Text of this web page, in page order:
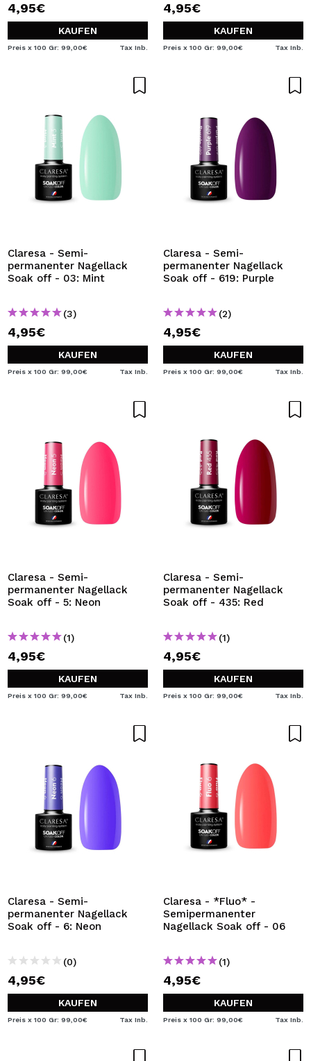
4,95€
KAUFEN
Preis x 100 Gr: 99,00€ Tax Inb.
4,95€
KAUFEN
Preis x 100 Gr: 99,00€ Tax Inb.
Claresa - Semi-
permanenter Nagellack
Soak off - 03: Mint
(3)
4,95€
KAUFEN
Preis x 100 Gr: 99,00€ Tax Inb.
Claresa - Semi-
permanenter Nagellack
Soak off - 619: Purple
(2)
4,95€
KAUFEN
Preis x 100 Gr: 99,00€ Tax Inb.
Claresa - Semi-
permanenter Nagellack
Soak off - 5: Neon
(1)
4,95€
KAUFEN
Preis x 100 Gr: 99,00€ Tax Inb.
Claresa - Semi-
permanenter Nagellack
Soak off - 435: Red
(1)
4,95€
KAUFEN
Preis x 100 Gr: 99,00€ Tax Inb.
Claresa - Semi-
permanenter Nagellack
Soak off - 6: Neon
(0)
4,95€
KAUFEN
Preis x 100 Gr: 99,00€ Tax Inb.
Claresa - *Fluo* -
Semipermanenter
Nagellack Soak off - 06
(1)
4,95€
KAUFEN
Preis x 100 Gr: 99,00€ Tax Inb.